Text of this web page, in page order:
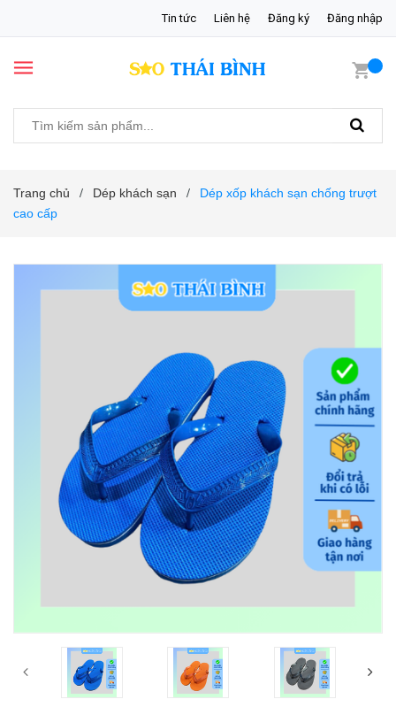
Tin tức Liên hệ Đăng ký Đăng nhập
Trang chủ / Dép khách sạn /
Dép xốp khách sạn chống trượt
cao cấp